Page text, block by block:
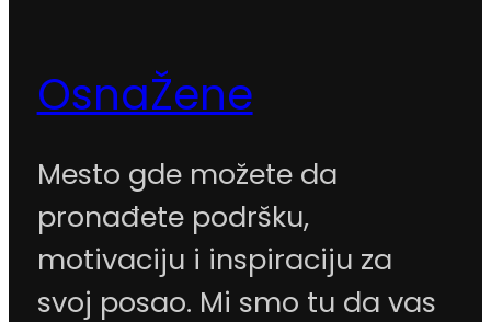
OsnaŽene
Mesto gde možete da
pronađete podršku,
motivaciju i inspiraciju za
svoj posao. Mi smo tu da vas